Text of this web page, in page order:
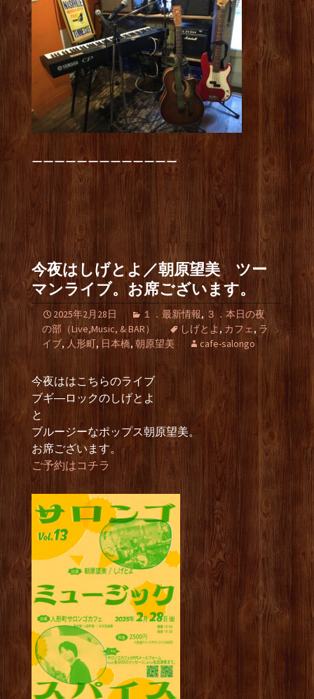
ーーーーーーーーーーーーー
今夜はしげとよ／朝原望美 ツー
マンライブ。お席ございます。
2025年2月28日 １．最新情報,３．本日の夜
の部（Live,Music, & BAR）
しげとよ ,カフェ, ラ
イブ, 人形町, 日本橋, 朝原望美 cafe-salongo
今夜ははこちらのライブ
ブギ―ロックのしげとよ
と
ブルージーなポップス朝原望美。
お席ございます。
ご予約はコチラ